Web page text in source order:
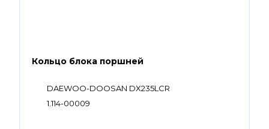
Кольцо блока поршней
DAEWOO-DOOSAN DX235LCR
1.114-00009